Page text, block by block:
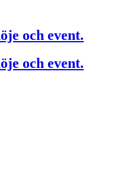
och event.
och event.